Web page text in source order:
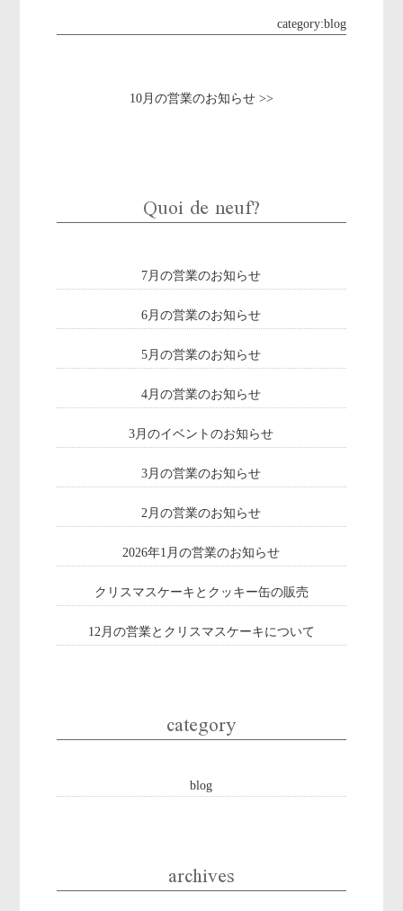
category:blog
10月の営業のお知らせ >>
Quoi de neuf?
7月の営業のお知らせ
6月の営業のお知らせ
5月の営業のお知らせ
4月の営業のお知らせ
3月のイベントのお知らせ
3月の営業のお知らせ
2月の営業のお知らせ
2026年1月の営業のお知らせ
クリスマスケーキとクッキー缶の販売
12月の営業とクリスマスケーキについて
category
blog
archives